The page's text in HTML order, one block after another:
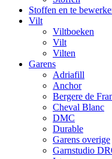
Stoffen en te
Vilt
Viltboeken
Vilt
Vilten
Garens
Adriafill
Anchor
Bergere de
Cheval Blanc
DMC
Durable
Garens overige
Garnstudio